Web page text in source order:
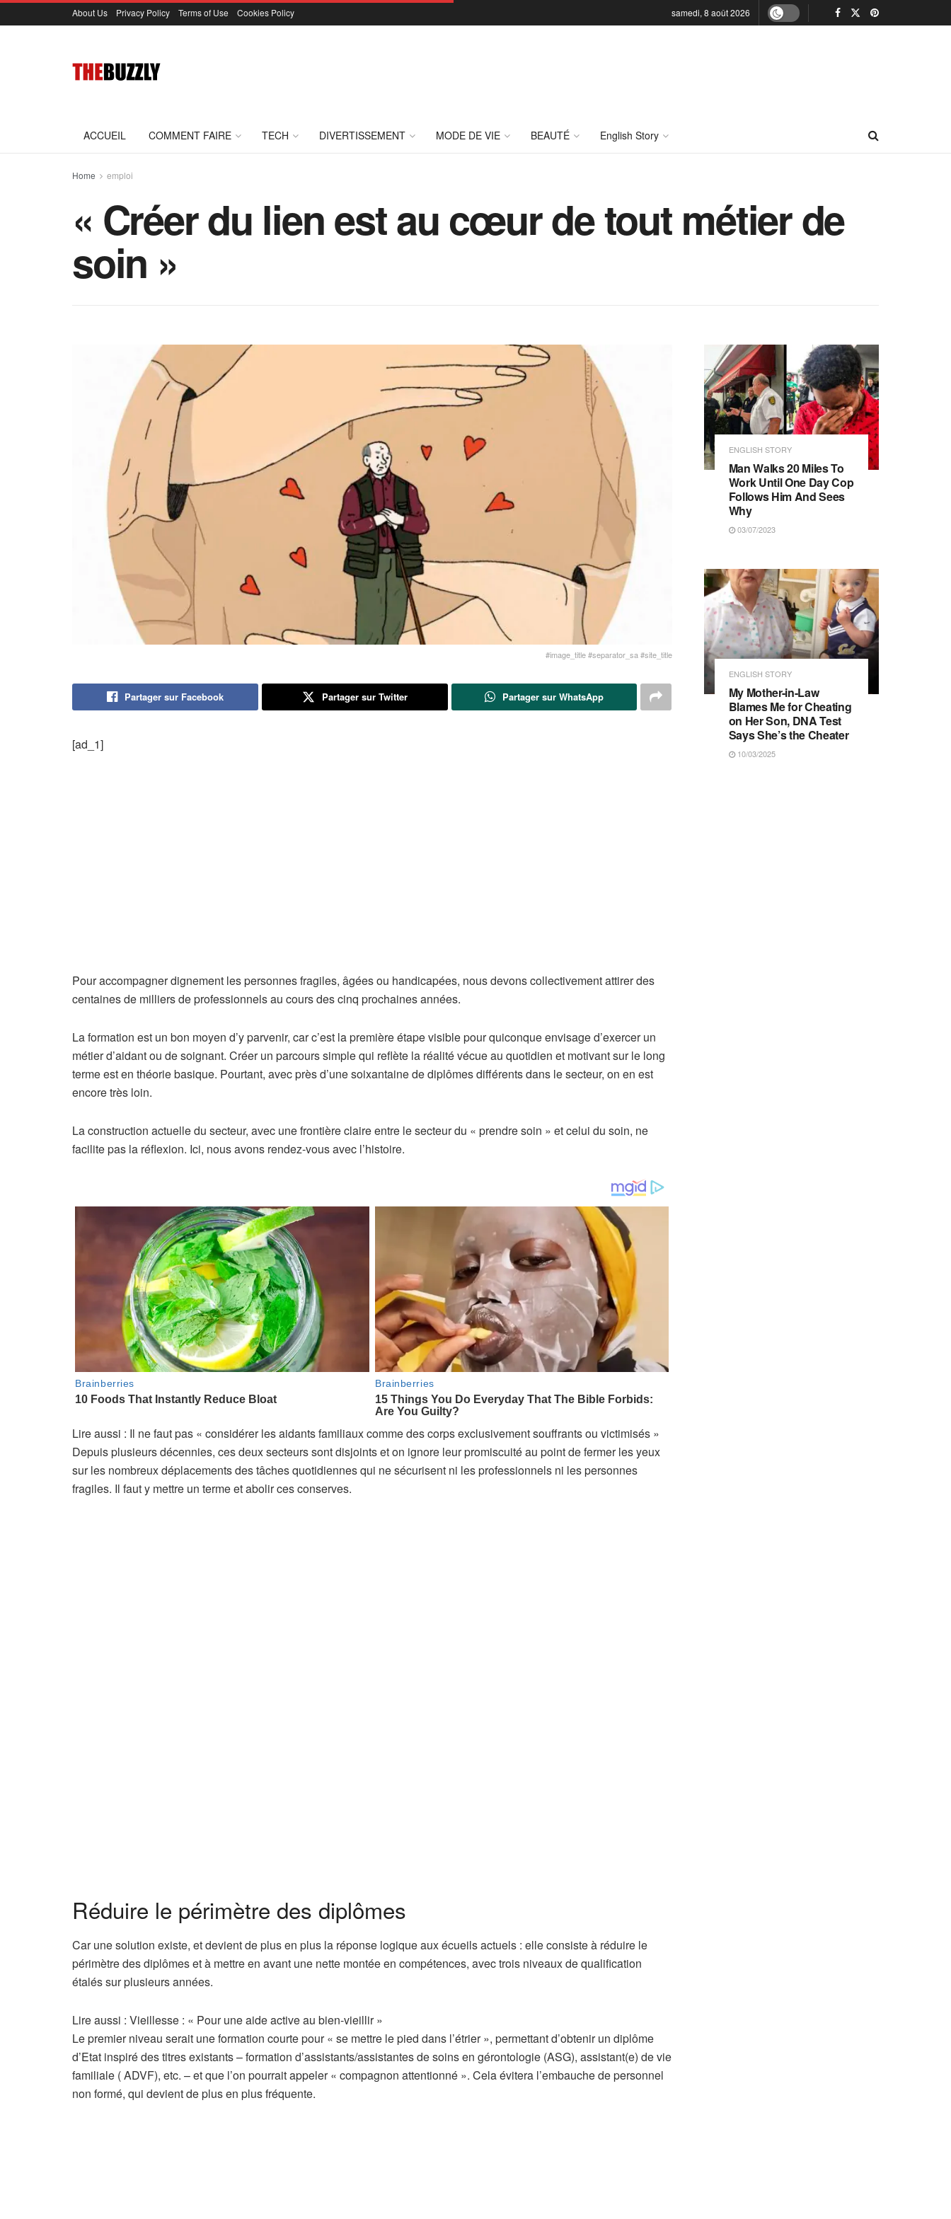
About Us Privacy Policy Terms of Use Cookies Policy samedi, 8 août 2026
ACCUEIL COMMENT FAIRE TECH DIVERTISSEMENT MODE DE VIE BEAUTÉ English Story
Home emploi
« Créer du lien est au cœur de tout métier de
soin »
#image_title #separator_sa #site_title
Partager sur Facebook Partager sur Twitter Partager sur WhatsApp
[ad_1]
Pour accompagner dignement les personnes fragiles, âgées ou handicapées, nous devons collectivement attirer des
centaines de milliers de professionnels au cours des cinq prochaines années.
La formation est un bon moyen d’y parvenir, car c’est la première étape visible pour quiconque envisage d’exercer un
métier d’aidant ou de soignant. Créer un parcours simple qui reflète la réalité vécue au quotidien et motivant sur le long
terme est en théorie basique. Pourtant, avec près d’une soixantaine de diplômes différents dans le secteur, on en est
encore très loin.
La construction actuelle du secteur, avec une frontière claire entre le secteur du « prendre soin » et celui du soin, ne
facilite pas la réflexion. Ici, nous avons rendez-vous avec l’histoire.
Lire aussi : A
r
t
i
Il ne faut pas « considérer les aidants familiaux comme des corps exclusivement souffrants ou victimisés »
Depuis plusieurs décennies, ces deux secteurs sont disjoints et on ignore leur promiscuité au point de fermer les yeux
sur les nombreux déplacements des tâches quotidiennes qui ne sécurisent ni les professionnels ni les personnes
fragiles. Il faut y mettre un terme et abolir ces conserves.
Réduire le périmètre des diplômes
Car une solution existe, et devient de plus en plus la réponse logique aux écueils actuels : elle consiste à réduire le
périmètre des diplômes et à mettre en avant une nette montée en compétences, avec trois niveaux de qualification
étalés sur plusieurs années.
Lire aussi : A
r
t
i
c
Vieillesse : « Pour une aide active au bien-vieillir »
Le premier niveau serait une formation courte pour « se mettre le pied dans l’étrier », permettant d’obtenir un diplôme
d’Etat inspiré des titres existants – formation d’assistants/assistantes de soins en gérontologie (ASG), assistant(e) de vie
familiale ( ADVF), etc. – et que l’on pourrait appeler « compagnon attentionné ». Cela évitera l’embauche de personnel
non formé, qui devient de plus en plus fréquente.
ENGLISH STORY
Man Walks 20 Miles To
Work Until One Day Cop
Follows Him And Sees
Why
03/07/2023
ENGLISH STORY
My Mother-in-Law
Blames Me for Cheating
on Her Son, DNA Test
Says She’s the Cheater
10/03/2025